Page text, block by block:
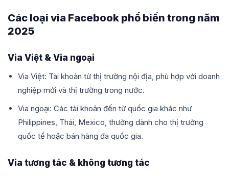
Các loại via Facebook phổ biến trong năm
2025
Via Việt & Via ngoại
Via Việt: Tài khoản từ thị trường nội địa, phù hợp với doanh
nghiệp mới và thị trường trong nước.
Via ngoại: Các tài khoản đến từ quốc gia khác như
Philippines, Thái, Mexico, thường dành cho thị trường
quốc tế hoặc bán hàng đa quốc gia.
Via tương tác & không tương tác